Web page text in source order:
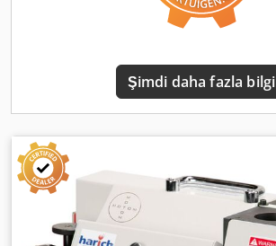
Şimdi daha fazla bilgi